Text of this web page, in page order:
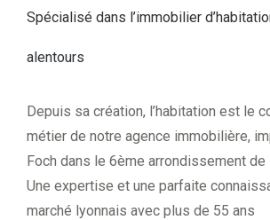
spécialisé dans l’immobilier d’habitation à lyon et ses
alentours
Depuis sa création, l’habitation est le
métier de notre agence immobilière,
Foch dans le 6ème arrondissement de
Une expertise et une parfaite
marché lyonnais avec plus de 55 ans